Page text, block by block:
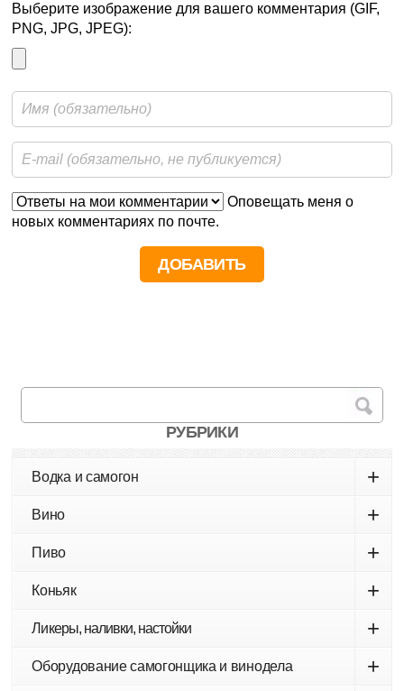
Выберите изображение для вашего комментария (GIF,
PNG, JPG, JPEG):
Оповещать меня о
новых комментариях по почте.
РУБРИКИ
Водка и самогон +
Вино +
Пиво +
Коньяк +
Ликеры, наливки, настойки +
Оборудование самогонщика и винодела +